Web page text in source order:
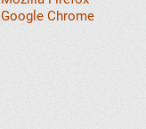
Google Chrome